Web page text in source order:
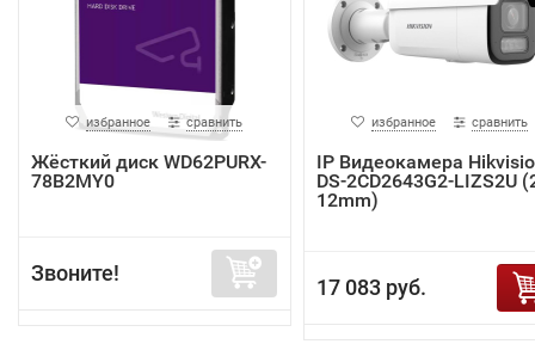
избранное сравнить
Жёсткий диск WD62PURX-
78B2MY0
Звоните!
избранное сравнить
IP Видеокамера
DS-2CD2643G2-LIZS2U
12mm)
17 083 руб.